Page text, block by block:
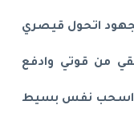
اتحول قيصري
من قوتي وادفع
اسحب نفس بسيط